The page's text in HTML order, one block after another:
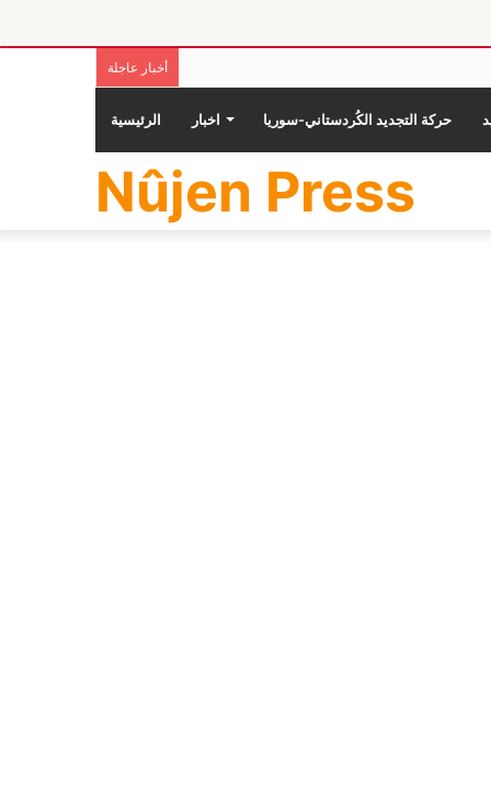
أخبار عاجلة
الرئيسية اخبار حركة التجديد الكُردستاني-سوريا
Nûjen Press